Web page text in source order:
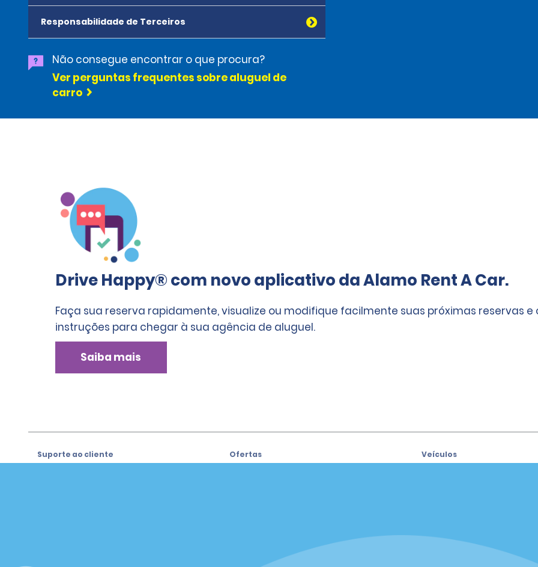
Responsabilidade de Terceiros
Não consegue encontrar o que procura?
Ver perguntas frequentes sobre aluguel de
carro
Drive Happy® com novo aplicativo da Alamo Rent A Car.
Faça sua reserva rapidamente, visualize ou modifique facilmente suas próximas reservas e
instruções para chegar à sua agência de aluguel.
Saiba mais
Suporte ao cliente Ofertas
Alamo Insiders
Veículos